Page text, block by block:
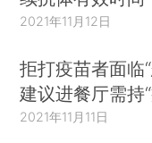
2021年11月12日
拒打疫苗者面临
建议进餐厅需持
2021年11月11日